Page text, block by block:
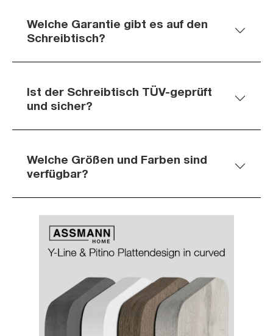
Welche Garantie gibt es auf den
Schreibtisch?
Ist der Schreibtisch TÜV-geprüft
und sicher?
Welche Größen und Farben sind
verfügbar?